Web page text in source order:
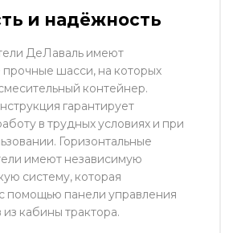
и надёжность
ДеЛаваль имеют
шасси, на которых
контейнер.
гарантирует
в трудных условиях и при
Горизонтальные
имеют независимую
систему, которая
помощью панели управления
кабины трактора.